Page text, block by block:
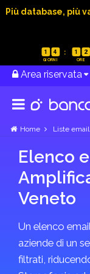
Più database, più
1 4 1 2
Area riservata
Home Liste email
Elenco
Veneto
Un elenco
aziende di un
filtrati,